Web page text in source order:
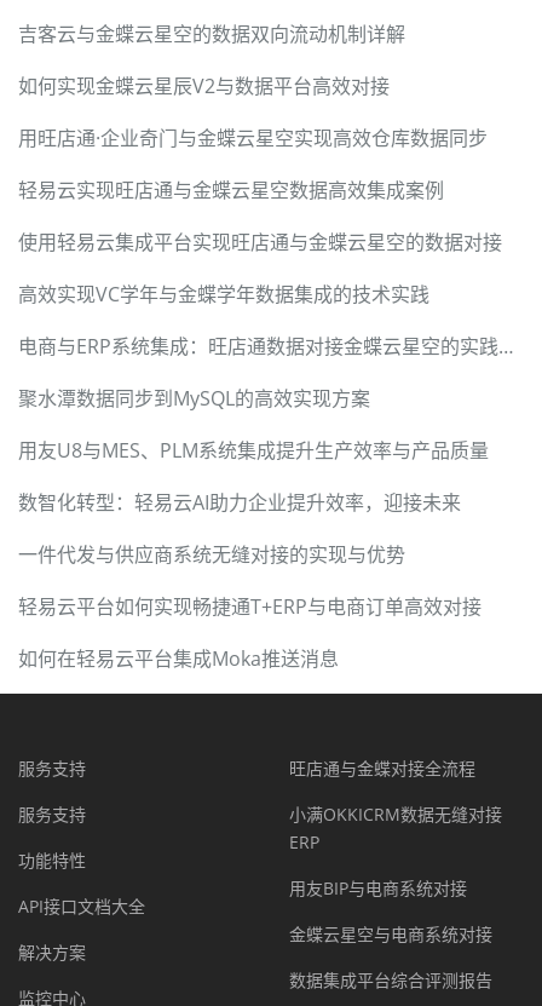
吉客云与金蝶云星空的数据双向流动机制详解
如何实现金蝶云星辰V2与数据平台高效对接
用旺店通·企业奇门与金蝶云星空实现高效仓库数据同步
轻易云实现旺店通与金蝶云星空数据高效集成案例
使用轻易云集成平台实现旺店通与金蝶云星空的数据对接
高效实现VC学年与金蝶学年数据集成的技术实践
电商与ERP系统集成：旺店通数据对接金蝶云星空的实践案例
聚水潭数据同步到MySQL的高效实现方案
用友U8与MES、PLM系统集成提升生产效率与产品质量
数智化转型：轻易云AI助力企业提升效率，迎接未来
一件代发与供应商系统无缝对接的实现与优势
轻易云平台如何实现畅捷通T+ERP与电商订单高效对接
如何在轻易云平台集成Moka推送消息
服务支持
服务支持
功能特性
API接口文档大全
解决方案
监控中心
旺店通与金蝶对接全流程
小满OKKICRM数据无缝对接
ERP
用友BIP与电商系统对接
金蝶云星空与电商系统对接
数据集成平台综合评测报告